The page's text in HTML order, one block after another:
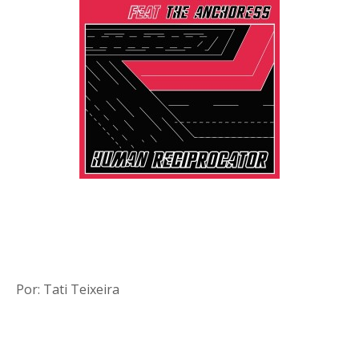
Por: Tati Teixeira